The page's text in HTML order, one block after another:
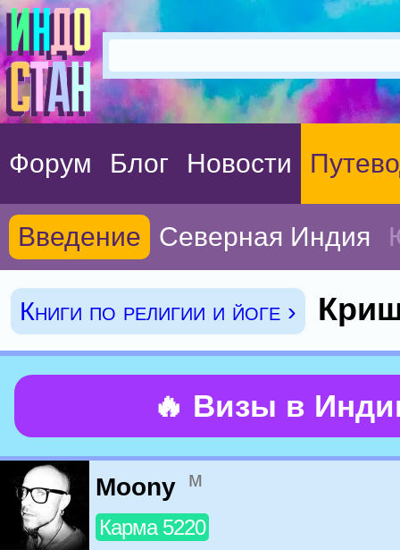
Форум Блог Новости
Введение Северная Индия
Книги по религии и йоге ›
🔥 Визы в
Moony м
Карма 5220